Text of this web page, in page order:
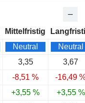
Mittelfristig
Neutral
Neutral
3,35
3,67
-8,51 %
-16,49
+3,55 %
+3,55 %